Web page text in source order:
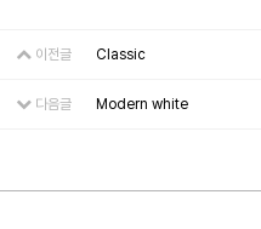
이전글 Classic
다음글 Modern white